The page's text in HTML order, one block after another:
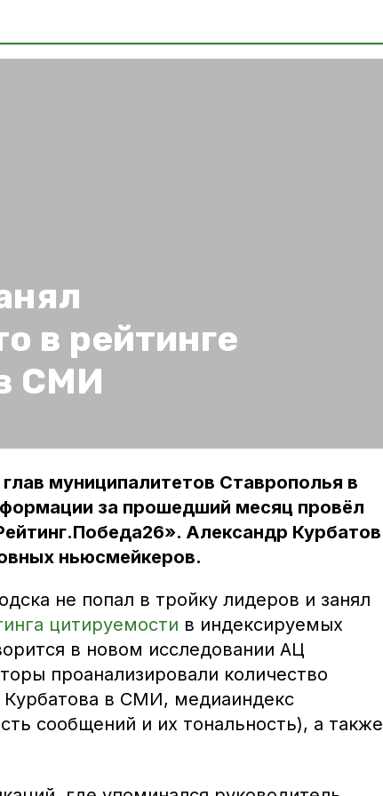
в рейтинге
СМИ
муниципалитетов Ставрополья в
за прошедший месяц провёл
Александр Курбатов
ньюсмейкеров.
не попал в тройку лидеров и занял
цитируемости в индексируемых
в новом исследовании АЦ
проанализировали количество
Курбатова в СМИ, медиаиндекс
сообщений и их тональность), а также